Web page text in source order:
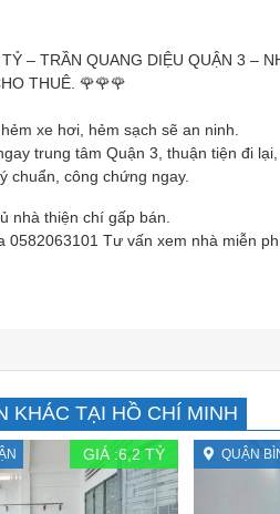
– TRẦN QUANG DIỆU QUẬN 3 –
THUÊ. 🌹🌹🌹
xe hơi, hẻm sạch sẽ an ninh.
trung tâm Quận 3, thuận tiện đi
chuẩn, công chứng ngay.
nhà thiện chí gấp bán.
0582063101 Tư vấn xem nhà miễn
KHÁC TẠI HỒ CHÍ MINH
GIÁ :6,2 TỶ QUẬN